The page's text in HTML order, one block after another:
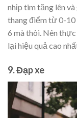
nhịp tim tăng lên
thang điểm từ 0-10
6 mà thôi. Nên
lại hiệu quả cao
9. Đạp xe